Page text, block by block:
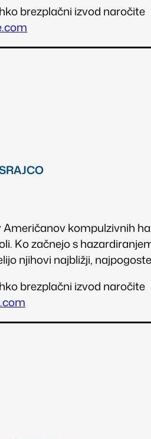
brezplačni izvod naročite
Američanov kompulzivnih
Ko začnejo s
njihovi najbližji,
brezplačni izvod naročite